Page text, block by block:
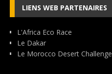
LIENS WEB PARTENAIRES
L'Africa Eco Race
Le Dakar
Le Morocco Desert Challenge